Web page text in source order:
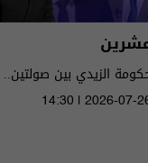
الزيدي بين
14:30 | 2026-07-